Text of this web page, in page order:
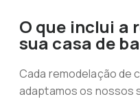
O que inclui a
sua casa de
Cada remodelação de
adaptamos os nossos